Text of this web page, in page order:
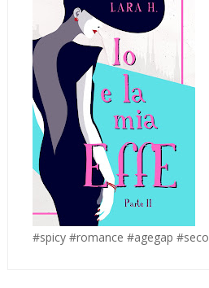
#spicy #romance #agegap